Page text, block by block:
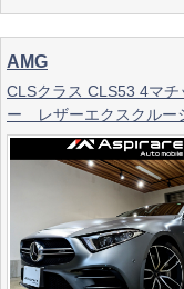
AMG
CLSクラス CLS53 4マ
ー レザーエクスクルー
レーション ヘッドアッ
ルーフ 20インチアルミ